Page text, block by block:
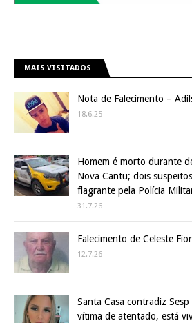
MAIS VISITADOS
Nota de Falecimento –
18.6.25
Homem é morto durante
Nova Cantu; dois
flagrante pela Polícia
31.7.26
Falecimento de Celeste
12.7.26
Santa Casa contradiz
vítima de atentado, está